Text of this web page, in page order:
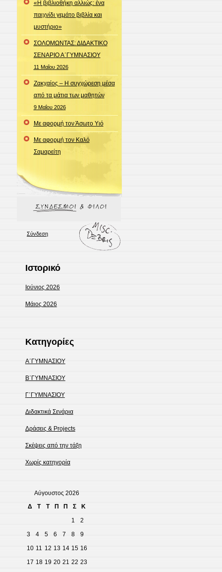
«Η βιβλιοθήκη αλλιώς: ένα
παιχνίδι γεμάτο βιβλία και
μυστήριο»
ΣΟΛΟΜΩΝΤΑΣ: ΔΙΔΑΚΤΙΚΟ
ΣΕΝΑΡΙΟ Α΄ΓΥΜΝΑΣΙΟΥ
11 Μαΐου 2026
Ζακχαίος – Η συγχώρεση μέσα
από τα μάτια των μαθητών
9 Μαΐου 2026
Με αφορμή τον Άσωτο Υιό
Με αφορμή τον Καλό
Σαμαρείτη
Σύνδεση
Ιστορικό
Ιούνιος 2026
Μάιος 2026
Kατηγορίες
Α΄ΓΥΜΝΑΣΙΟΥ
Β΄ΓΥΜΝΑΣΙΟΥ
Γ΄ΓΥΜΝΑΣΙΟΥ
Διδακτικά Σενάρια
Δράσεις & Projects
Σκέψεις από την τάξη
Χωρίς κατηγορία
Αύγουστος 2026
Δ
Τ Τ Π Π Σ
Κ
1
2
3
4 5 6 7 8
9
10 11 12 13 14 15 16
17 18 19 20 21 22 23